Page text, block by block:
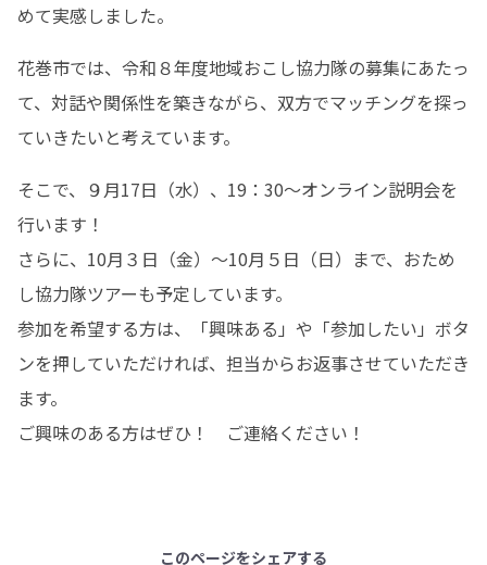
めて実感しました。
花巻市では、令和８年度地域おこし協力隊の募集にあたっ
て、対話や関係性を築きながら、双方でマッチングを探っ
ていきたいと考えています。
そこで、９月17日（水）、19：30～オンライン説明会を
行います！
さらに、10月３日（金）～10月５日（日）まで、おため
し協力隊ツアーも予定しています。
参加を希望する方は、「興味ある」や「参加したい」ボタ
ンを押していただければ、担当からお返事させていただき
ます。
ご興味のある方はぜひ！　ご連絡ください！
このページをシェアする